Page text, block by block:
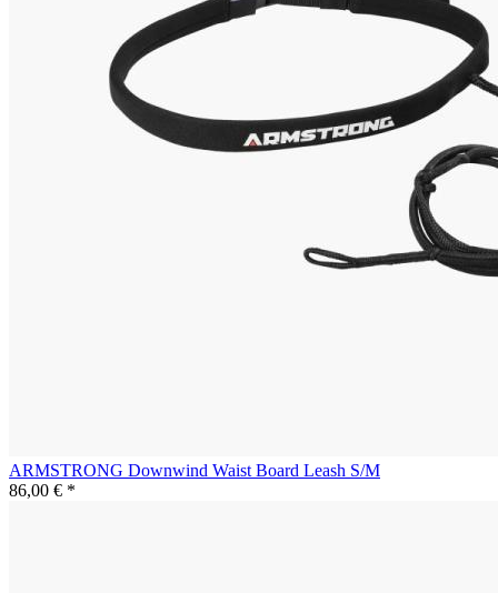
ARMSTRONG Downwind Waist Board Leash S/M
86,00 € *